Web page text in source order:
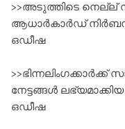
>>അടുത്തിടെ നെല്ല്‌
ആധാർകാർഡ്‌
ഒഡീഷ
നേട്ടങ്ങൾ
ഒഡീഷ